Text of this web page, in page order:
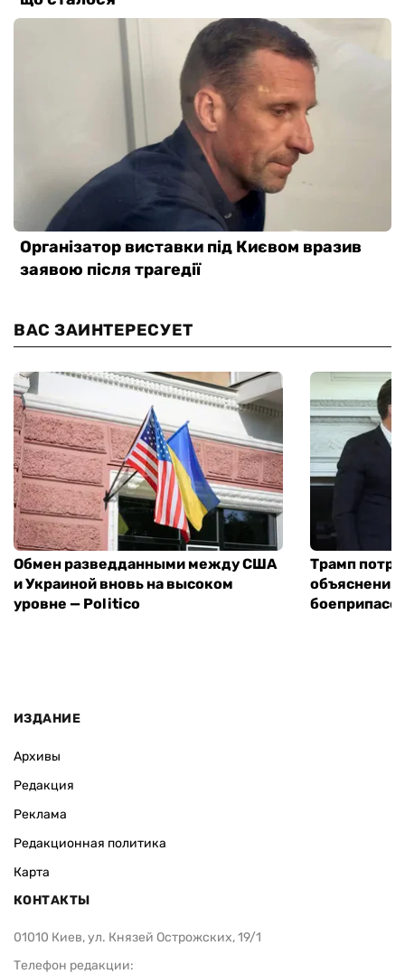
ВАС ЗАИНТЕРЕСУЕТ
Обмен разведданными между США
и Украиной вновь на высоком
уровне — Politico
Трамп
объяснений
ИЗДАНИЕ
Архивы
Редакция
Реклама
Редакционная политика
Карта
КОНТАКТЫ
01010 Киев, ул. Князей Острожских, 19/1
Телефон редакции: